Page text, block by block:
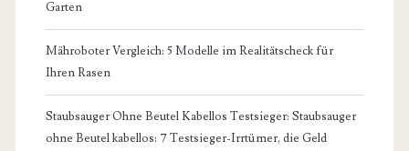
Garten
Mähroboter Vergleich: 5 Modelle im Realitätscheck für
Ihren Rasen
Staubsauger Ohne Beutel Kabellos Testsieger: Staubsauger
ohne Beutel kabellos: 7 Testsieger-Irrtümer, die Geld